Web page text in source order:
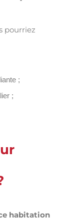
pourriez
;
;
habitation